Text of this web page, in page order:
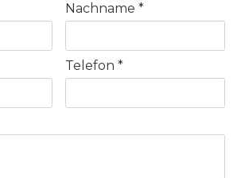
Nachname
Telefon